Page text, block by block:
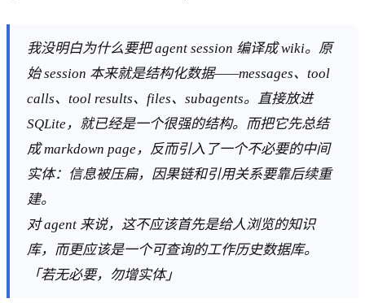
我没明白为什么要把 agent session 编译成 wiki。原
始 session 本来就是结构化数据——messages、tool
calls、tool results、files、subagents。直接放进
SQLite，就已经是一个很强的结构。而把它先总结
成 markdown page，反而引入了一个不必要的中间
实体：信息被压扁，因果链和引用关系要靠后续重
建。
对 agent 来说，这不应该首先是给人浏览的知识
库，而更应该是一个可查询的工作历史数据库。
「若无必要，勿增实体」